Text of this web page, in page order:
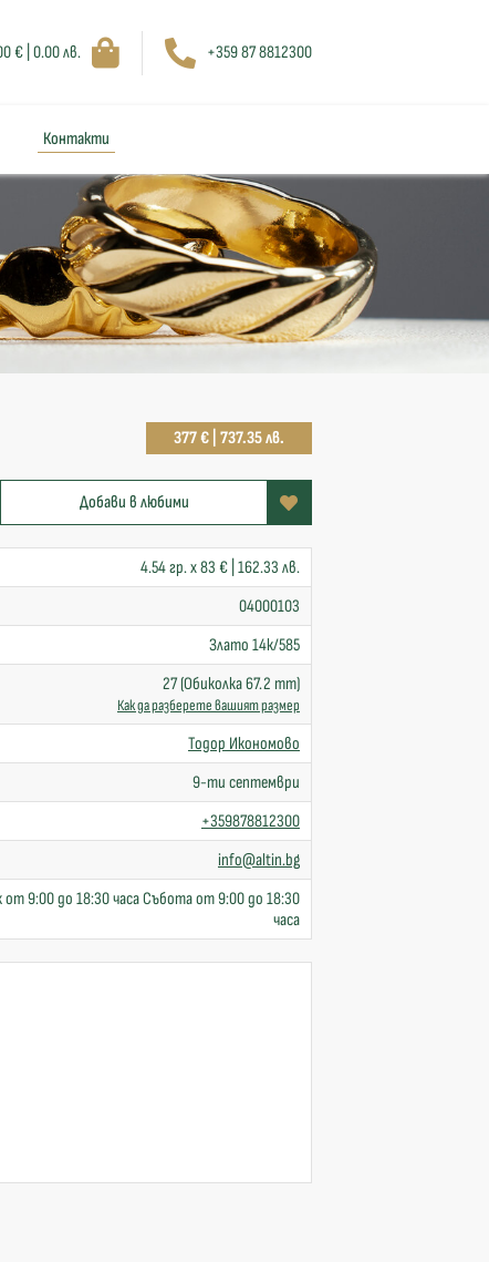
€ | 0.00 лв. +359 87 8812300
Контакти
377 € | 737.35 лв.
Добави в любими
4.54 гр. x 83 € | 162.33 лв.
04000103
Злато 14к/585
27 (Обиколка 67.2 mm)
Как да разберете вашият размер
Тодор Икономово
9-ти септември
+359878812300
info@altin.bg
9:00 до 18:30 часа Събота от 9:00 до 18:30
часа